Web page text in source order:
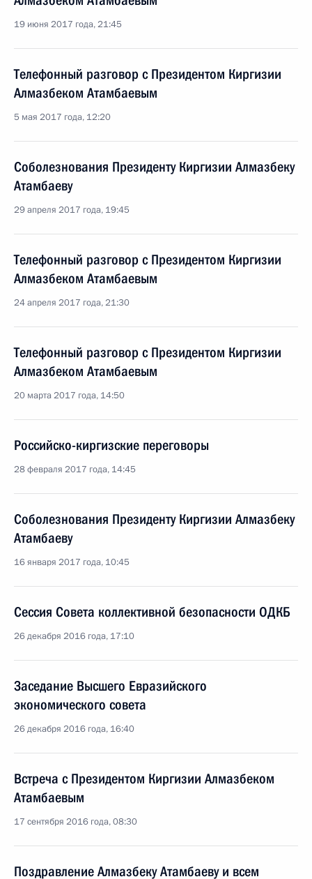
19 июня 2017 года, 21:45
Телефонный разговор с Президентом Киргизии
Алмазбеком Атамбаевым
5 мая 2017 года, 12:20
Соболезнования Президенту Киргизии Алмазбеку
Атамбаеву
29 апреля 2017 года, 19:45
Телефонный разговор с Президентом Киргизии
Алмазбеком Атамбаевым
24 апреля 2017 года, 21:30
Телефонный разговор с Президентом Киргизии
Алмазбеком Атамбаевым
20 марта 2017 года, 14:50
Российско-киргизские переговоры
28 февраля 2017 года, 14:45
Соболезнования Президенту Киргизии Алмазбеку
Атамбаеву
16 января 2017 года, 10:45
Сессия Совета коллективной безопасности ОДКБ
26 декабря 2016 года, 17:10
Заседание Высшего Евразийского
экономического совета
26 декабря 2016 года, 16:40
Встреча с Президентом Киргизии Алмазбеком
Атамбаевым
17 сентября 2016 года, 08:30
Поздравление Алмазбеку Атамбаеву и всем